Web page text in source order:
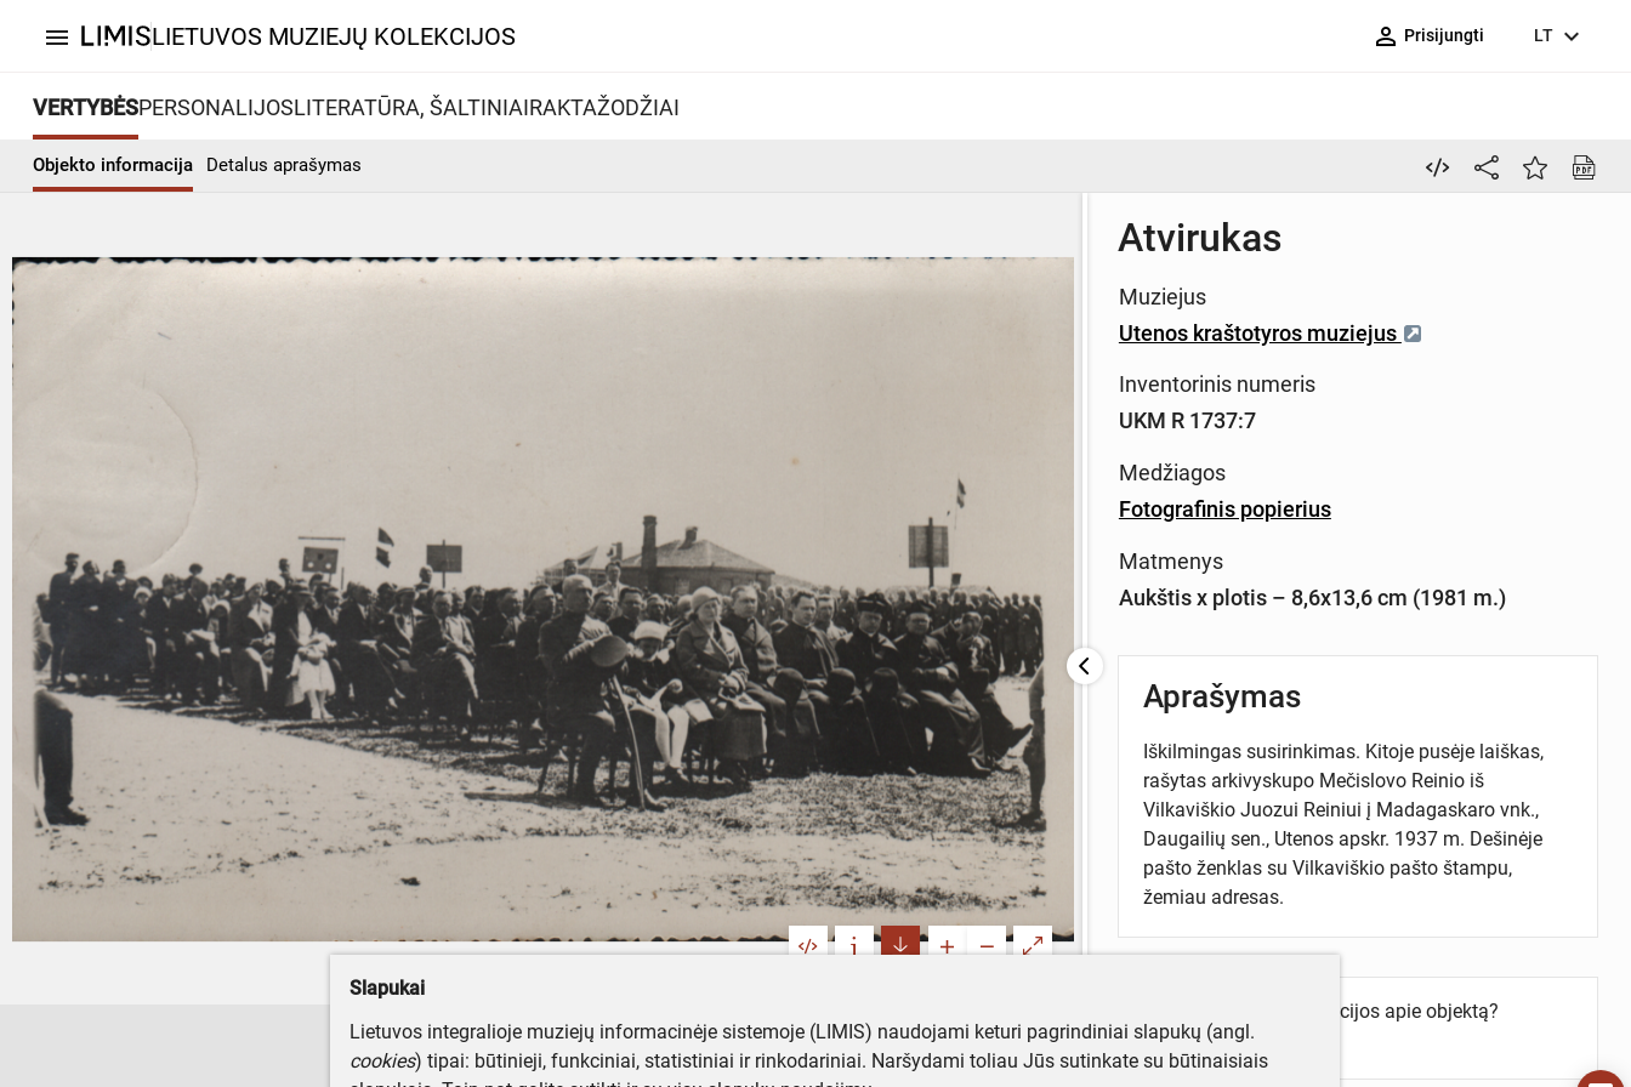
menu LIETUVOS MUZIEJŲ KOLEKCIJOS person_outline Prisijungti LT expand_more
VERTYBĖSPERSONALIJOSLITERATŪRA, ŠALTINIAIRAKTAŽODŽIAI
Objekto informacija Detalus aprašymas
Atvirukas
Muziejus
Utenos kraštotyros muziejus
Inventorinis numeris
UKM R 1737:7
Medžiagos
Fotografinis popierius
Matmenys
Aukštis x plotis – 8,6x13,6 cm (1981 m.)
Aprašymas
Iškilmingas susirinkimas. Kitoje pusėje laiškas,
rašytas arkivyskupo Mečislovo Reinio iš
Vilkaviškio Juozui Reiniui į Madagaskaro vnk.,
Daugailių sen., Utenos apskr. 1937 m. Dešinėje
pašto ženklas su Vilkaviškio pašto štampu,
žemiau adresas.
Turite daugiau informacijos apie objektą?
Parašykite mums!
Slapukai
Lietuvos integralioje muziejų informacinėje sistemoje (LIMIS) naudojami keturi pagrindiniai slapukų (angl.
cookies) tipai: būtinieji, funkciniai, statistiniai ir rinkodariniai. Naršydami toliau Jūs sutinkate su būtinaisiais